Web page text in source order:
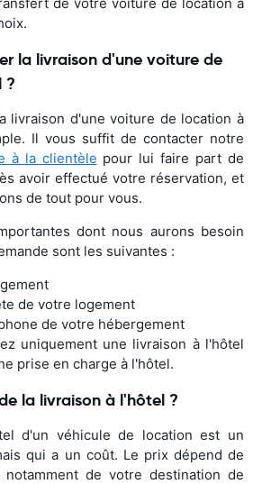
la livraison d'une voiture de
?
livraison d'une voiture de location à
Il vous suffit de contacter notre
à la clientèle pour lui faire part de
avoir effectué votre réservation, et
de tout pour vous.
dont nous aurons besoin
sont les suivantes :
de votre logement
de votre hébergement
uniquement une livraison à l'hôtel
prise en charge à l'hôtel.
la livraison à l'hôtel ?
d'un véhicule de location est un
qui a un coût. Le prix dépend de
notamment de votre destination de